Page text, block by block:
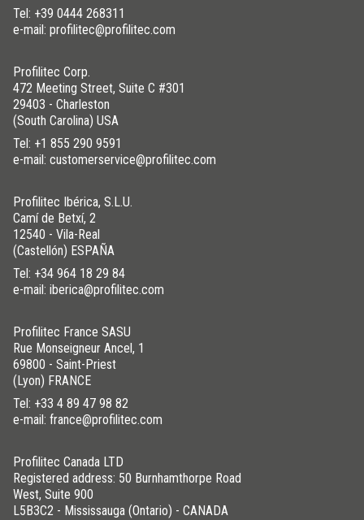
Tel: +39 0444 268311
e-mail: profilitec@profilitec.com
Profilitec Corp.
472 Meeting Street, Suite C #301
29403 - Charleston
(South Carolina) USA
Tel: +1 855 290 9591
e-mail: customerservice@profilitec.com
Profilitec Ibérica, S.L.U.
Camí de Betxí, 2
12540 - Vila-Real
(Castellón) ESPAÑA
Tel: +34 964 18 29 84
e-mail: iberica@profilitec.com
Profilitec France SASU
Rue Monseigneur Ancel, 1
69800 - Saint-Priest
(Lyon) FRANCE
Tel: +33 4 89 47 98 82
e-mail: france@profilitec.com
Profilitec Canada LTD
Registered address: 50 Burnhamthorpe Road
West, Suite 900
L5B3C2 - Mississauga (Ontario) - CANADA